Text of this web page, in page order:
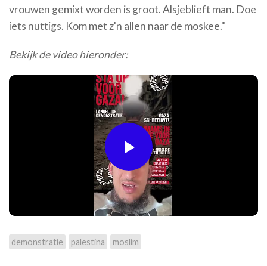
vrouwen gemixt worden is groot. Alsjeblieft man. Doe
iets nuttigs. Kom met z'n allen naar de moskee."
Bekijk de video hieronder:
Play
Video
demonstratie palestina moslim